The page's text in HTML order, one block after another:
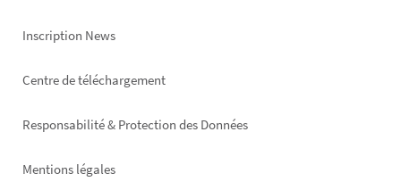
Inscription News
Footer
Centre de téléchargement
Responsabilité & Protection des Données
Mentions légales